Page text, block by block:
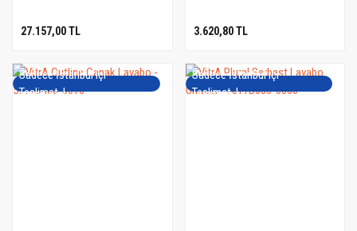
27.157,00 TL 3.620,80 TL
Sadece İstanbul içi
Teslimat..!
Sadece İstanbul içi
Teslimat..!